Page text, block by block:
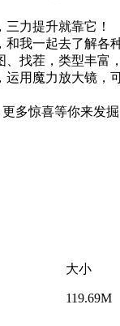
力提升就靠它！
我一起去了解各
找茬，类型丰富
运用魔力放大镜，
多惊喜等你来发
大小
119.69M